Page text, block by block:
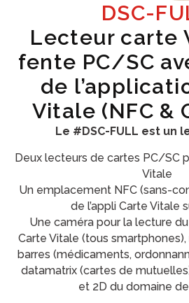
DSC-
Lecteur carte
fente PC/SC
de
Vitale (NFC &
Le #DSC-FULL est un
Deux lecteurs de cartes PC/SC
Vitale
Un emplacement NFC (sans-
de l’appli Carte Vitale
Une caméra pour la lecture du
Carte Vitale (tous
barres (médicaments,
datamatrix (cartes de
et 2D du domaine